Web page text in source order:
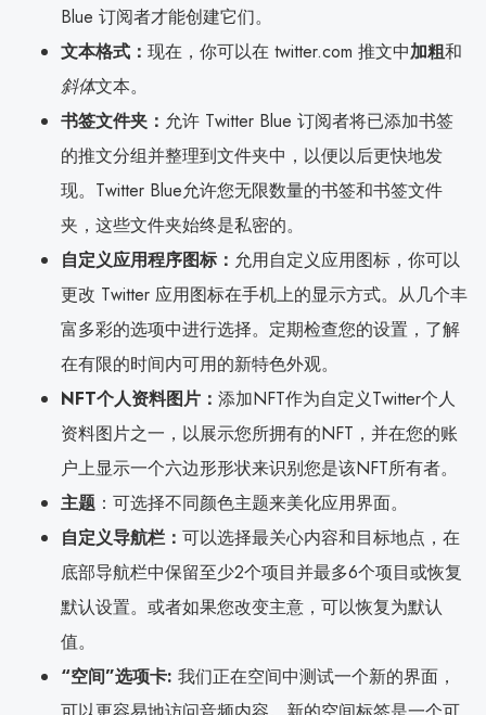
Blue 订阅者才能创建它们。
文本格式： 现在，你可以在 twitter.com 推文中加粗和
斜体文本。
书签文件夹： 允许 Twitter Blue 订阅者将已添加书签
的推文分组并整理到文件夹中，以便以后更快地发
现。Twitter Blue允许您无限数量的书签和书签文件
夹，这些文件夹始终是私密的。
自定义应用程序图标： 允用自定义应用图标，你可以
更改 Twitter 应用图标在手机上的显示方式。从几个丰
富多彩的选项中进行选择。定期检查您的设置，了解
在有限的时间内可用的新特色外观。
NFT个人资料图片： 添加NFT作为自定义Twitter个人
资料图片之一，以展示您所拥有的NFT，并在您的账
户上显示一个六边形形状来识别您是该NFT所有者。
主题 ：可选择不同颜色主题来美化应用界面。
自定义导航栏： 可以选择最关心内容和目标地点，在
底部导航栏中保留至少2个项目并最多6个项目或恢复
默认设置。或者如果您改变主意，可以恢复为默认
值。
“空间”选项卡: 我们正在空间中测试一个新的界面，